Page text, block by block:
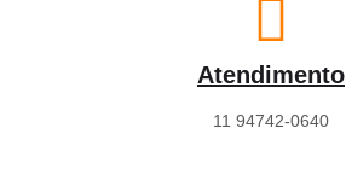
Atendimento
11 94742-0640